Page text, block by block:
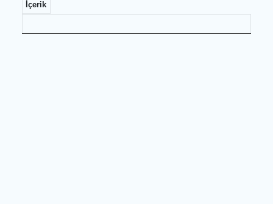
Yapılmasına Dair Yönetmelik Taslağı'nın, incelenmek üzere
neticesinde 17/07/2020 tarihinde oybirliğiyle karar verildi.